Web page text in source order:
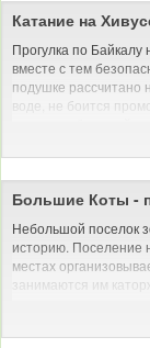
Катание на
Прогулка по Байкалу
вместе с тем
подушке рассчитано
воде, не боится
хивусе на большой
сторону. Такая
Большие Коты -
Небольшой поселок
историю. Поселение
местах
занимаются им
ударением на
Коты - весьма